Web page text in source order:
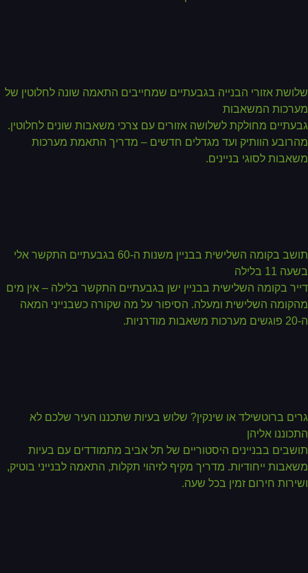
אזורי הבנייה בגבעתיים שמחייבים התאמה שונה לחלוטין של
המשאבות
מחולקת לשלושה אזורים עם צרכי משאבות שונים לחלוטין.
הוותיק ועד מגדלים חדשים – מדריך התאמת מערכות
לסוגי בניינים.
תושב בקומה השלישית בבניין משנות ה-60 בגבעתיים התקשר אלי
11 בלילה
בקומה השלישית בבניין ישן בגבעתיים התקשר בלילה – אין מים
השלישית ומעלה. הסיפור על מה שקורה כשבנייני המאה
ברוטשילד או שינקין? שלוש בעיות שתכננו העיר שלכם לא
אליהן
בבניינים היסטוריים של תל אביב מתמודדים עם בעיות
ייחודיות. מדריך מקיף לזיהוי תקלות, התאמה לבנייני בוטיק,
חירום זמין בכל שעה.